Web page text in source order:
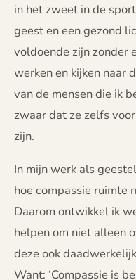
in het zweet in de
geest en een gezond
voldoende zijn zonder
werken en kijken naar
van de mensen die ik
zwaar dat ze zelfs
zijn.
In mijn werk als
hoe compassie ruimte
Daarom ontwikkel ik
helpen om niet alleen
deze ook
Want: ‘Compassie is